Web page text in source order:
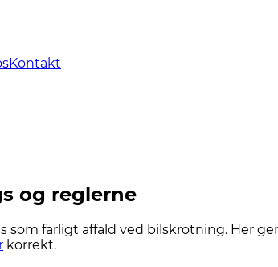
Kontakt
og reglerne
som farligt affald ved bilskrotning. Her
korrekt.